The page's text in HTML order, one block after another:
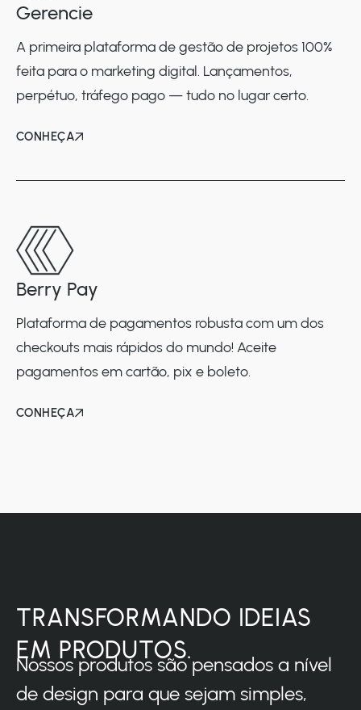
Gerencie
A primeira plataforma de gestão de projetos 100%
feita para o marketing digital. Lançamentos,
perpétuo, tráfego pago — tudo no lugar certo.
CONHEÇA
Berry Pay
Plataforma de pagamentos robusta com um dos
checkouts mais rápidos do mundo! Aceite
pagamentos em cartão, pix e boleto.
CONHEÇA
TRANSFORMANDO IDEIAS
EM PRODUTOS.
Nossos produtos são pensados a nível
de design para que sejam simples,